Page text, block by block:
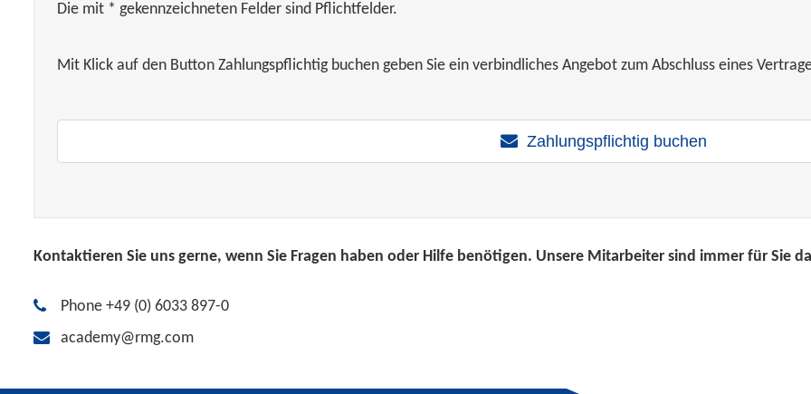
Die mit * gekennzeichneten Felder sind Pflichtfelder.
Mit Klick auf den Button Zahlungspflichtig buchen geben Sie ein verbindliches Angebot zum Abschluss eines
Zahlungspflichtig buchen
Kontaktieren Sie uns gerne, wenn Sie Fragen haben oder Hilfe benötigen. Unsere Mitarbeiter sind immer für Sie
Phone +49 (0) 6033 897-0
academy@rmg.com